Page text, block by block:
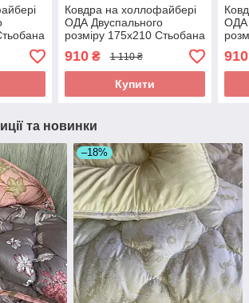
Ковдра на холлофайбері
ОДА Двуспального
розміру 175х210 Стьобана
зимова ковдра високої
якості
910₴ 1 110 ₴
Купити
ОДА
910
та новинки
–18%